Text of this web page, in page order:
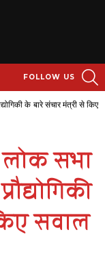
FOLLOW US
के बारे संचार मंत्री से किए
सभा
सवाल